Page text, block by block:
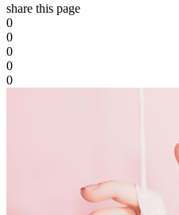
share this page
0
0
0
0
0